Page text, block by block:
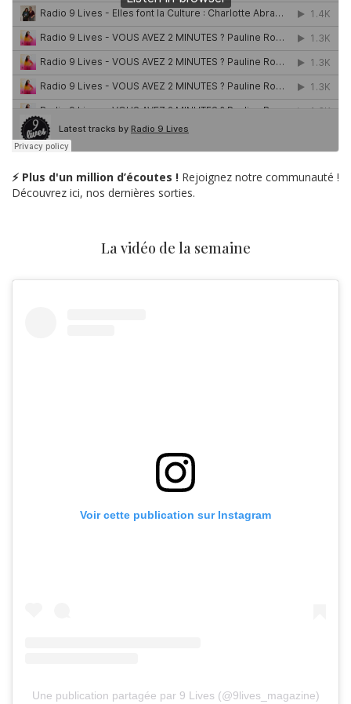
⚡ Plus d'un million d’écoutes ! Rejoignez notre communauté !
Découvrez ici, nos dernières sorties.
La vidéo de la semaine
Voir cette publication sur Instagram
Une publication partagée par 9 Lives (@9lives_magazine)